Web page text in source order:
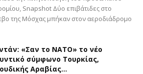
Snapshot Δύο επιβάτιδες στο
της Μόσχας μπήκαν στον αεροδιάδρομο
«Σαν το ΝΑΤΟ» το νέο
σύμφωνο Τουρκίας,
Αραβίας...